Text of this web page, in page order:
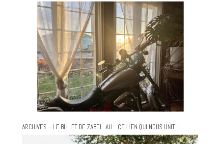
ARCHIVES – LE BILLET DE ZABEL. AH… CE LIEN QUI NOUS UNIT !